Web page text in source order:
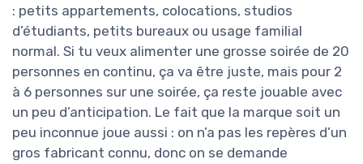
: petits appartements, colocations, studios
d’étudiants, petits bureaux ou usage familial
normal. Si tu veux alimenter une grosse soirée de 20
personnes en continu, ça va être juste, mais pour 2
à 6 personnes sur une soirée, ça reste jouable avec
un peu d’anticipation. Le fait que la marque soit un
peu inconnue joue aussi : on n’a pas les repères d’un
gros fabricant connu, donc on se demande